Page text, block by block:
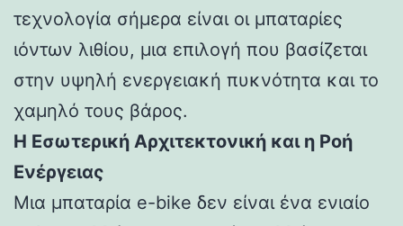
τεχνολογία σήμερα είναι οι μπαταρίες
ιόντων λιθίου, μια επιλογή που βασίζεται
στην υψηλή ενεργειακή πυκνότητα και το
χαμηλό τους βάρος.
Η Εσωτερική Αρχιτεκτονική και η Ροή
Ενέργειας
Μια μπαταρία e-bike δεν είναι ένα ενιαίο